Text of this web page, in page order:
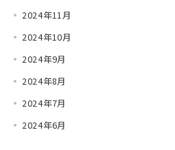
2024年11月
2024年10月
2024年9月
2024年8月
2024年7月
2024年6月